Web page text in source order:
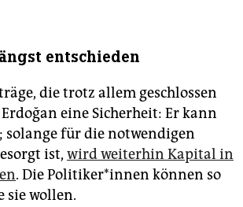
entschieden
die trotz allem geschlossen
eine Sicherheit: Er kann
solange für die notwendigen
ist, wird weiterhin Kapital in
. Die Politiker*innen können so
sie wollen.